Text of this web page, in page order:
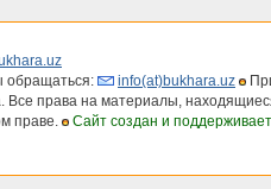
обращаться:
info(at)bukhara.uz
Все права на материалы,
праве.
Сайт создан и